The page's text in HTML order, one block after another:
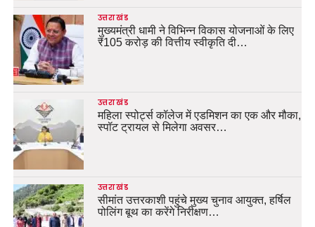
उत्तराखंड
मुख्यमंत्री धामी ने विभिन्न विकास योजनाओं के लिए
₹105 करोड़ की वित्तीय स्वीकृति दी…
उत्तराखंड
महिला स्पोर्ट्स कॉलेज में एडमिशन का एक और मौका,
स्पॉट ट्रायल से मिलेगा अवसर…
उत्तराखंड
सीमांत उत्तरकाशी पहुंचे मुख्य चुनाव आयुक्त, हर्षिल
पोलिंग बूथ का करेंगे निरीक्षण…